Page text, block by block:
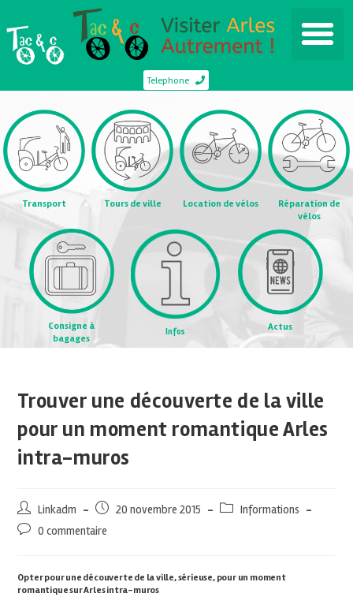
Telephone
Transport Tours de ville Location de vélos
Réparation de
vélos
Consigne à
bagages
Infos Actus
Trouver une découverte de la ville
pour un moment romantique Arles
intra-muros
Linkadm 20 novembre 2015
Informations
0 commentaire
Opter pour une découverte de la ville, sérieuse, pour un moment
romantique sur Arles intra-muros